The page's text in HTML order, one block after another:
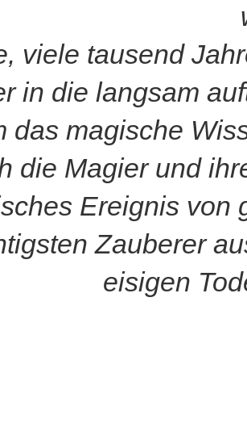
viele tausend
in die langsam
das magische
die Magier und
Ereignis von
Zauberer
eisigen